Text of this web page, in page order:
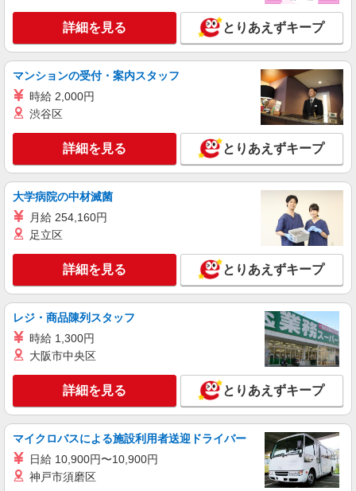
時給1,300円 ★週払いOK（規定あり） ※給与
幅は経験・能力による
広島県広島市南区 【最寄駅】宇品四丁目電停
キープ 詳細を見る
株式会社スタッフサービス・メディカル 広島オフィス（お仕事
No.W10506139）
看護助手
キープ 詳細を見る
アルバイト パート 派遣社員
日研トータルソーシング株式会社 メディカルケア事業部/広島オフィ
ス【看護助手】
時給1,300円 ★週払いOK（規定あり） ※給与
広島県広島市南区 【最寄駅】宇品三丁目駅
キープ 詳細を見る
アルバイト パート 派遣社員
日研トータルソーシング株式会社 メディカルケア事業部/広島オフィ
詳細を見る とりあえずキープ
マンションの受付・案内スタッフ
時給 2,000円
渋谷区
詳細を見る とりあえずキープ
大学病院の中材滅菌
月給 254,160円
足立区
詳細を見る とりあえずキープ
レジ・商品陳列スタッフ
時給 1,300円
大阪市中央区
詳細を見る とりあえずキープ
マイクロバスによる施設利用者送迎ドライバー
日給 10,900円〜10,900円
神戸市須磨区